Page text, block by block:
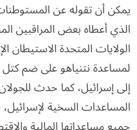
يمكن أن تقوله عن
الذي أعطاه بعض المراقبين
الولايات المتحدة الاستيطان
لمساعدة نتنياهو على ضم
إلى إسرائيل، كما حدث
المساعدات السخية